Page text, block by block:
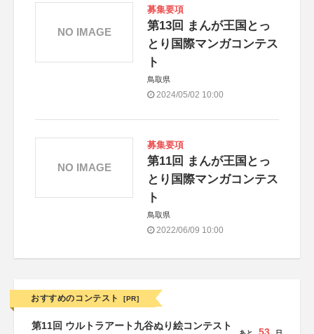
募集要項
第13回 まんが王国とっ
とり国際マンガコンテス
ト
鳥取県
2024/05/02 10:00
NO IMAGE
募集要項
第11回 まんが王国とっ
とり国際マンガコンテス
ト
鳥取県
2022/06/09 10:00
NO IMAGE
おすすめのコンテスト [PR]
第11回 ウルトラアート九谷ぬり絵コンテスト